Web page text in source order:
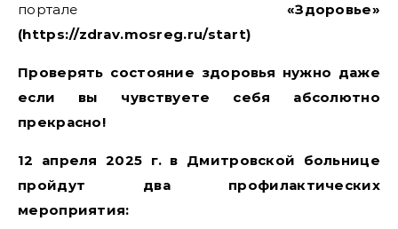
портале «Здоровье»
(https://zdrav.mosreg.ru/start)
Проверять состояние здоровья нужно даже
если вы чувствуете себя абсолютно
прекрасно!
12 апреля 2025 г. в Дмитровской больнице
пройдут два профилактических
мероприятия: